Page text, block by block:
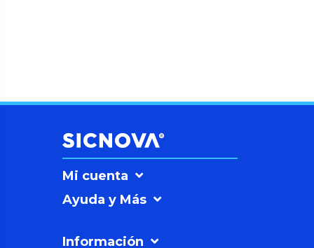
Mi cuenta
Ayuda y Más
Información